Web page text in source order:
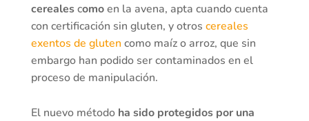
cerealescomoen la avena, apta cuando cuenta
con certificación sin gluten, y otros cereales
exentos de gluten como maíz o arroz, que sin
embargo han podido ser contaminados en el
proceso de manipulación.
El nuevo métodoha sido protegidos por una